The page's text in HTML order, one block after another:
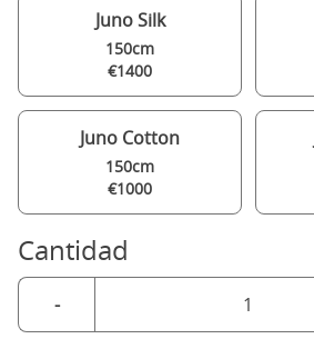
Juno Silk
150cm
€1400
Juno Cotton
150cm
€1000
Cantidad
-